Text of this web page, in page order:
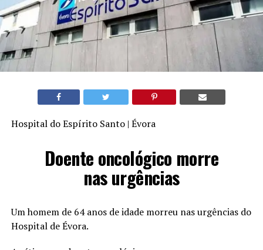
Hospital do Espírito Santo | Évora
Doente oncológico morre
nas urgências
Um homem de 64 anos de idade morreu nas urgências do
Hospital de Évora.